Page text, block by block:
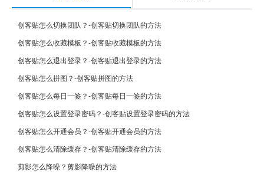
创客贴怎么切换团队？-创客贴切换团队的方法
创客贴怎么收藏模板？-创客贴收藏模板的方法
创客贴怎么退出登录？-创客贴退出登录的方法
创客贴怎么拼图？-创客贴拼图的方法
创客贴怎么每日一签？-创客贴每日一签的方法
创客贴怎么设置登录密码？-创客贴设置登录密码的方法
创客贴怎么开通会员？-创客贴开通会员的方法
创客贴怎么清除缓存？-创客贴清除缓存的方法
剪影怎么降噪？剪影降噪的方法